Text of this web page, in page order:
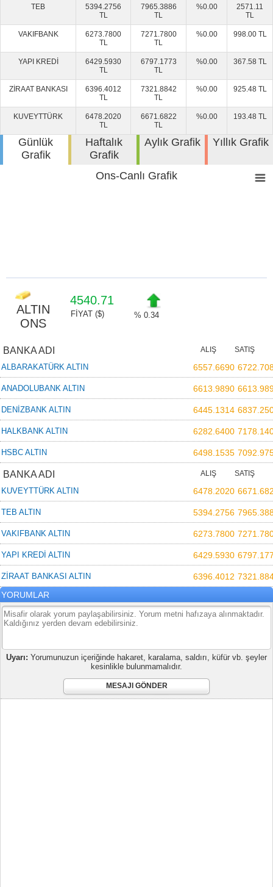
TEB
5394.2756
TL
7965.3886
TL
%0.00
2571.11
TL
VAKIFBANK
6273.7800
TL
7271.7800
TL
%0.00 998.00 TL
YAPI KREDİ
6429.5930
TL
6797.1773
TL
%0.00 367.58 TL
ZİRAAT BANKASI
6396.4012
TL
7321.8842
TL
%0.00 925.48 TL
KUVEYTTÜRK
6478.2020
TL
6671.6822
TL
%0.00 193.48 TL
Günlük
Grafik
Haftalık
Grafik
Aylık Grafik Yıllık Grafik
Ons-Canlı Grafik
ALTIN
ONS
4540.71
FİYAT ($) % 0.34
BANKA ADI SATIŞ
ALIŞ
ALBARAKATÜRK ALTIN 6557.6690
ANADOLUBANK ALTIN 6613.9890
DENİZBANK ALTIN 6445.1314
HALKBANK ALTIN 6282.6400
HSBC ALTIN 6498.1535
BANKA ADI SATIŞ
ALIŞ
KUVEYTTÜRK ALTIN 6478.2020
TEB ALTIN 5394.2756
VAKIFBANK ALTIN 6273.7800
YAPI KREDİ ALTIN 6429.5930
ZİRAAT BANKASI ALTIN
6396.4012
YORUMLAR
Uyarı: Yorumunuzun içeriğinde hakaret, karalama, saldırı, küfür vb. şeyler
kesinlikle bulunmamalıdır.
MESAJI GÖNDER